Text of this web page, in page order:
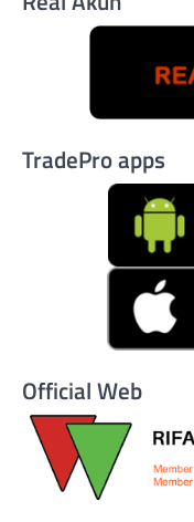
TradePro apps
Official Web